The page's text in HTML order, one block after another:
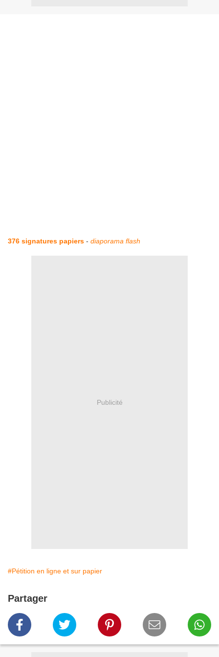
376 signatures papiers - diaporama flash
Publicité
#Pétition en ligne et sur papier
Partager